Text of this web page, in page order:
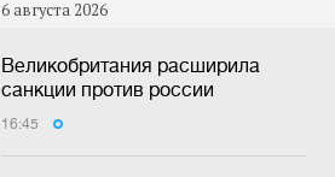
6 августа 2026
Великобритания расширила
санкции против россии
16:45